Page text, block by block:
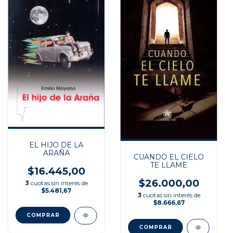
EL HIJO DE LA
ARAÑA
$16.445,00
3 cuotas sin interés de
$5.481,67
CUANDO EL CIELO
TE LLAME
$26.000,00
3 cuotas sin interés de
$8.666,67